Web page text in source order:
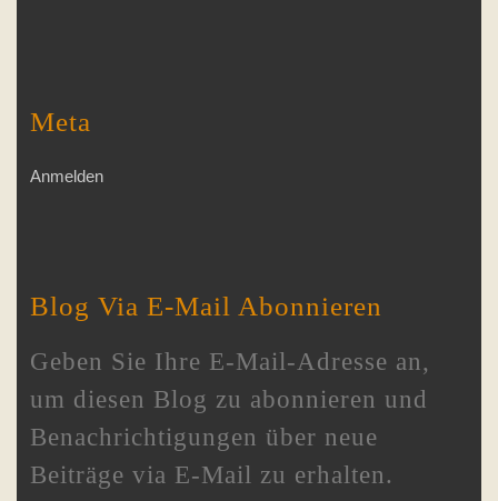
Meta
Anmelden
Blog Via E-Mail Abonnieren
Geben Sie Ihre E-Mail-Adresse an,
um diesen Blog zu abonnieren und
Benachrichtigungen über neue
Beiträge via E-Mail zu erhalten.